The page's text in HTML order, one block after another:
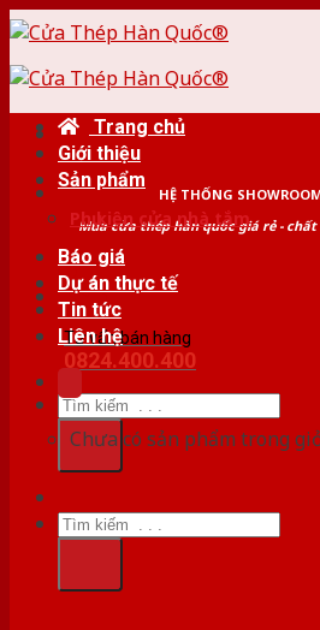
Skip
content
HỆ THỐNG
Mua cửa thép hàn quốc giá rẻ -
Tư vấn bán hàng
0824.400.400
Tìm
kiếm:
Trang chủ
Giới thiệu
Sản phẩm
Phụ kiện cửa nhà tắm
Báo giá
Dự án thực tế
Tin tức
Liên hệ
Chưa có sản phẩm trong
Tìm
kiếm: